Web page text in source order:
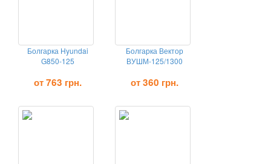
Болгарка Hyundai
G850-125
от 763 грн.
Болгарка Вектор
ВУШМ-125/1300
от 360 грн.